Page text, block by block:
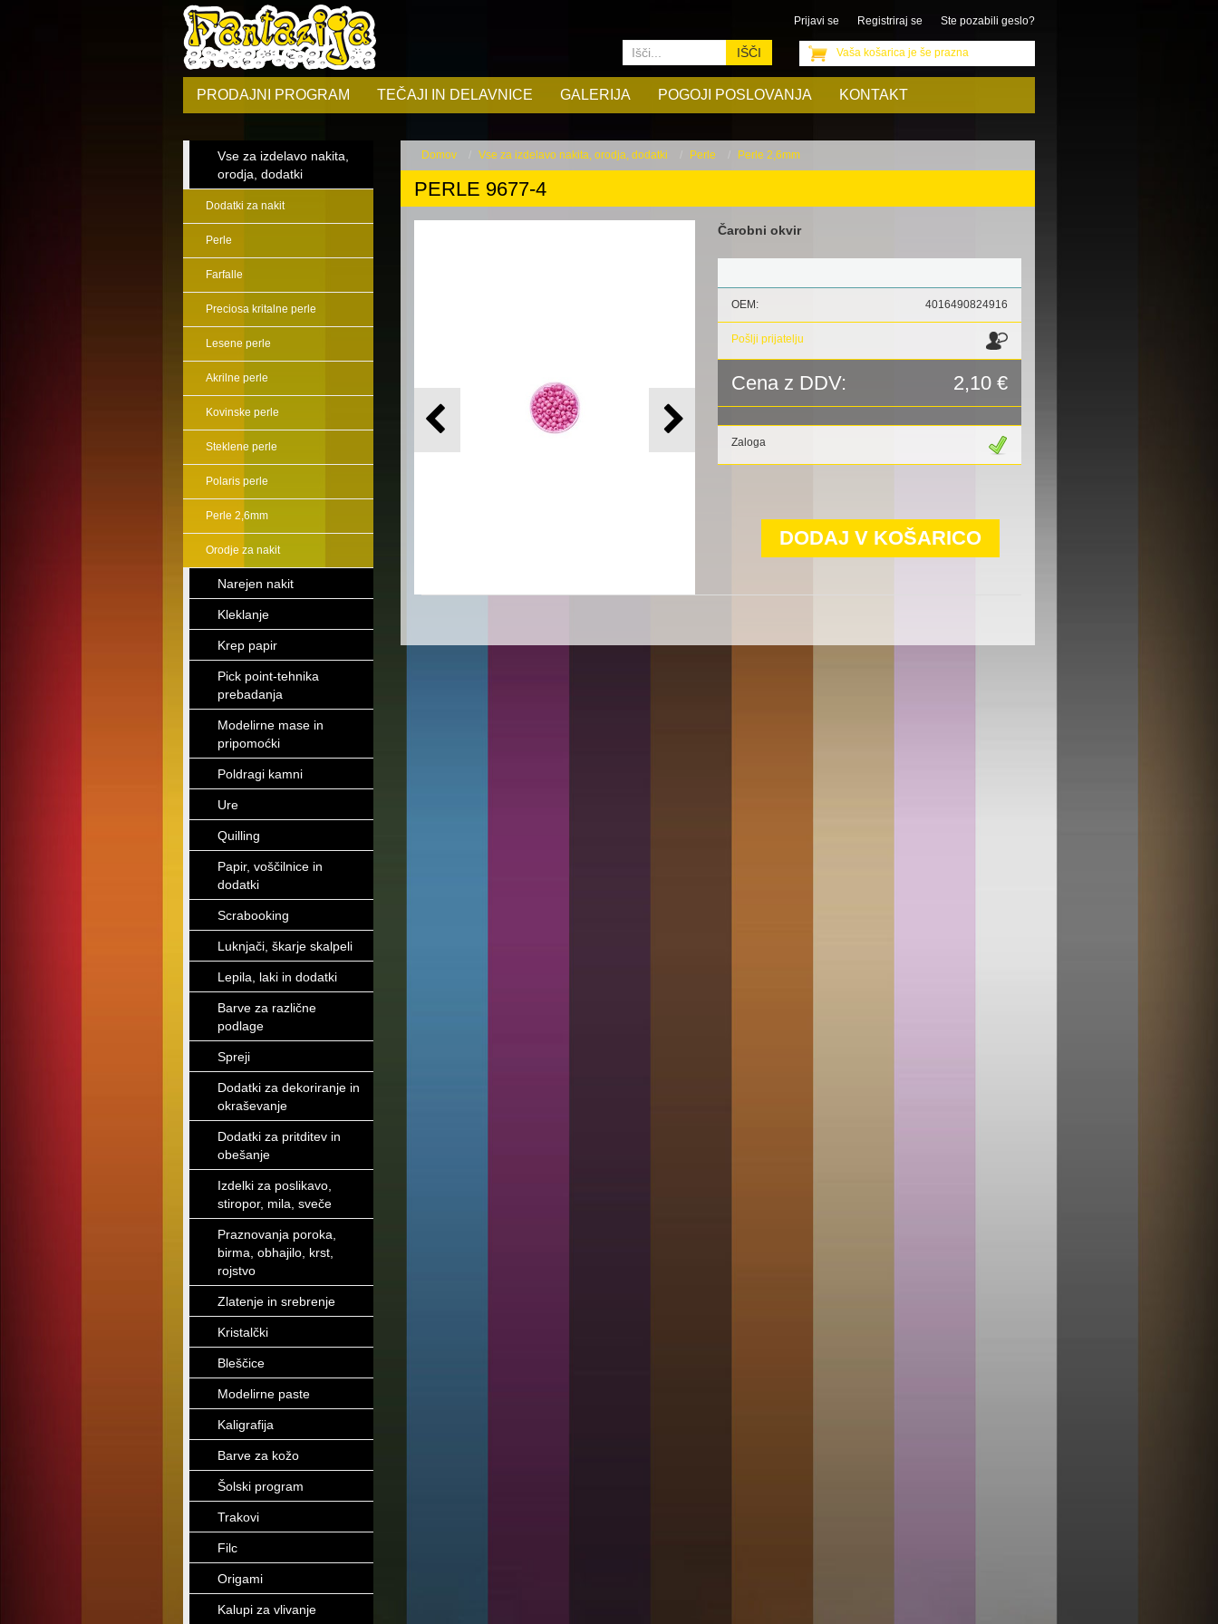
Prijavi se Registriraj se Ste pozabili geslo?
Vaša košarica je še prazna
PRODAJNI PROGRAM TEČAJI IN DELAVNICE GALERIJA POGOJI POSLOVANJA KONTAKT
IŠČI
Vse za izdelavo nakita,
orodja, dodatki
Dodatki za nakit
Perle
Farfalle
Preciosa kritalne perle
Lesene perle
Akrilne perle
Kovinske perle
Steklene perle
Polaris perle
Perle 2,6mm
Orodje za nakit
Narejen nakit
Kleklanje
Krep papir
Pick point-tehnika
prebadanja
Modelirne mase in
pripomoćki
Poldragi kamni
Ure
Quilling
Papir, voščilnice in
dodatki
Scrabooking
Luknjači, škarje skalpeli
Lepila, laki in dodatki
Barve za različne
podlage
Spreji
Dodatki za dekoriranje in
okraševanje
Dodatki za pritditev in
obešanje
Izdelki za poslikavo,
stiropor, mila, sveče
Praznovanja poroka,
birma, obhajilo, krst,
rojstvo
Zlatenje in srebrenje
Kristalčki
Bleščice
Modelirne paste
Kaligrafija
Barve za kožo
Šolski program
Trakovi
Filc
Origami
Kalupi za vlivanje
Domov Vse za izdelavo nakita, orodja, dodatki Perle Perle 2,6mm
PERLE 9677-4
Čarobni okvir
OEM: 4016490824916
Pošlji prijatelju
Cena z DDV: 2,10 €
Zaloga
DODAJ V KOŠARICO